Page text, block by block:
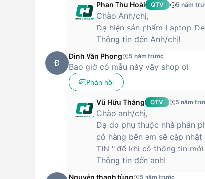
Phan Thu Hoài QTV 5 năm
Chào Anh/chị,
Dạ hiện sản phẩm Laptop
Thông tin đến Anh/chị!
Đ
Đinh Văn Phong 5 năm trước
Bao giờ có mẫu này vậy shop ơi
Phản hồi
Vũ Hữu Thắng QTV 5 năm
Chào anh/chị,
Dạ do phụ thuộc nhà phân
có hàng bên em sẽ cập nhật
TIN " để khi có thông tin
Thông tin đến anh!
Nguyễn thanh tùng 5 năm trước